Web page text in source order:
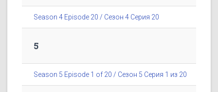
Season 4 Episode 20 / Сезон 4 Серия 20
5
Season 5 Episode 1 of 20 / Сезон 5 Серия 1 из 20